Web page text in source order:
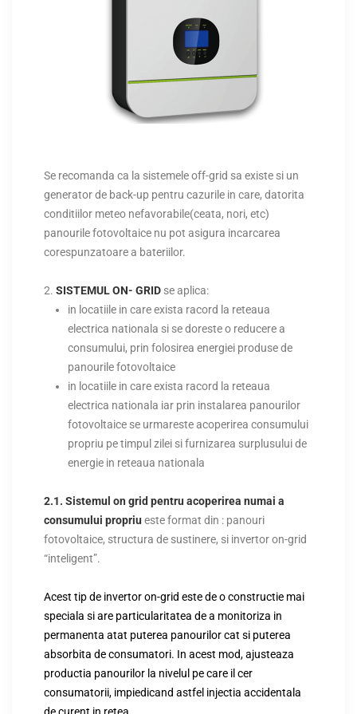
Se recomanda ca la sistemele off-grid sa existe si un
generator de back-up pentru cazurile in care, datorita
conditiilor meteo nefavorabile(ceata, nori, etc)
panourile fotovoltaice nu pot asigura incarcarea
corespunzatoare a bateriilor.
SISTEMUL ON- GRID se aplica:
in locatiile in care exista racord la reteaua
electrica nationala si se doreste o reducere a
consumului, prin folosirea energiei produse de
panourile fotovoltaice
in locatiile in care exista racord la reteaua
electrica nationala iar prin instalarea panourilor
fotovoltaice se urmareste acoperirea consumului
propriu pe timpul zilei si furnizarea surplusului de
energie in reteaua nationala
2.1. Sistemul on grid pentru acoperirea numai a
consumului propriu este format din : panouri
fotovoltaice, structura de sustinere, si invertor on-grid
“inteligent”.
Acest tip de invertor on-grid este de o constructie mai
speciala si are particularitatea de a monitoriza in
permanenta atat puterea panourilor cat si puterea
absorbita de consumatori. In acest mod, ajusteaza
productia panourilor la nivelul pe care il cer
consumatorii, impiedicand astfel injectia accidentala